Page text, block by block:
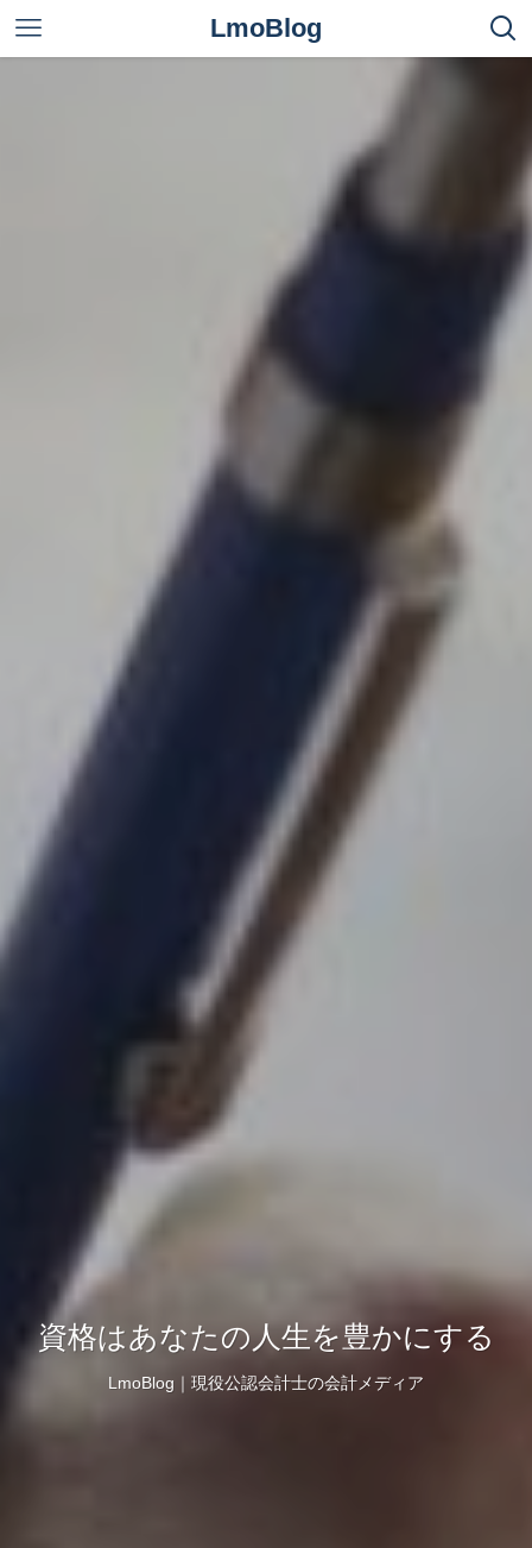
LmoBlog
資格はあなたの人生を豊かにする
LmoBlog｜現役公認会計士の会計メディア